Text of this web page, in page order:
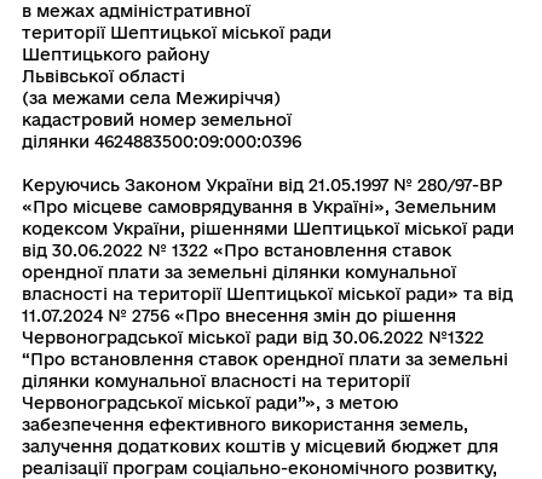
в межах адміністративної
території Шептицької міської ради
Шептицького району
Львівської області
(за межами села Межиріччя)
кадастровий номер земельної
ділянки 4624883500:09:000:0396
Керуючись Законом України вiд 21.05.1997 № 280/97-ВР
«Про мiсцеве самоврядування в Українi», Земельним
кодексом України, рішеннями Шептицької міської ради
від 30.06.2022 № 1322 «Про встановлення ставок
орендної плати за земельні ділянки комунальної
власності на території Шептицької міської ради» та від
11.07.2024 № 2756 «Про внесення змін до рішення
Червоноградської міської ради від 30.06.2022 №1322
“Про встановлення ставок орендної плати за земельні
ділянки комунальної власності на території
Червоноградської міської ради”», з метою
забезпечення ефективного використання земель,
залучення додаткових коштів у місцевий бюджет для
реалізації програм соціально-економічного розвитку,